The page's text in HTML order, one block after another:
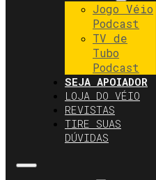
Jogo Véio
Podcast
TV de
Tubo
Podcast
SEJA APOIADOR
LOJA DO VÉIO
REVISTAS
TIRE SUAS
DÚVIDAS